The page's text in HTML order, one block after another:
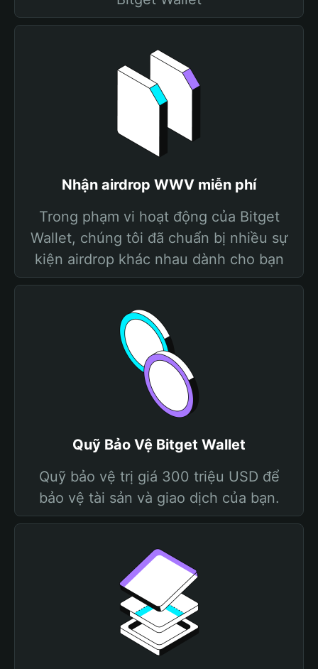
Nhận airdrop WWV miễn phí
Trong phạm vi hoạt động của Bitget
Wallet, chúng tôi đã chuẩn bị nhiều sự
kiện airdrop khác nhau dành cho bạn
Quỹ Bảo Vệ Bitget Wallet
Quỹ bảo vệ trị giá 300 triệu USD để
bảo vệ tài sản và giao dịch của bạn.